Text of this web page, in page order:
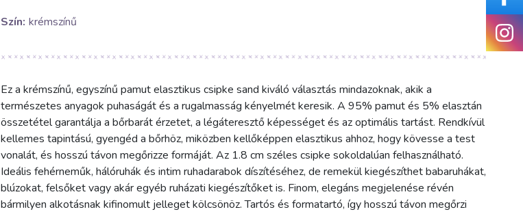
Szín: krémszínű
Ez a krémszínű, egyszínű pamut elasztikus csipke sand kiváló választás mindazoknak, akik a
természetes anyagok puhaságát és a rugalmasság kényelmét keresik. A 95% pamut és 5% elasztán
összetétel garantálja a bőrbarát érzetet, a légáteresztő képességet és az optimális tartást. Rendkívül
kellemes tapintású, gyengéd a bőrhöz, miközben kellőképpen elasztikus ahhoz, hogy kövesse a test
vonalát, és hosszú távon megőrizze formáját. Az 1.8 cm széles csipke sokoldalúan felhasználható.
Ideális fehérneműk, hálóruhák és intim ruhadarabok díszítéséhez, de remekül kiegészíthet babaruhákat,
blúzokat, felsőket vagy akár egyéb ruházati kiegészítőket is. Finom, elegáns megjelenése révén
bármilyen alkotásnak kifinomult jelleget kölcsönöz. Tartós és formatartó, így hosszú távon megőrzi